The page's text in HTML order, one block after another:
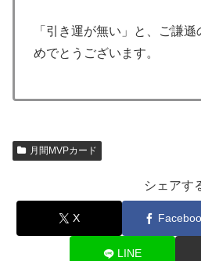
「引き運が無い」と、ご謙
めでとうございます。
月間MVPカード
シェアす
X
LINE